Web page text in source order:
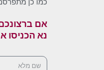
כמו כן
אם
נא הכניסו